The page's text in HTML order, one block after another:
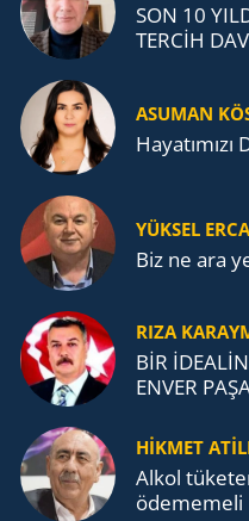
SON 10
TERCİH
ASUMAN
YÜKSEL
Biz ne ara
RIZA
BİR
ENVER
HİKMET
Alkol
öde­me­me­li